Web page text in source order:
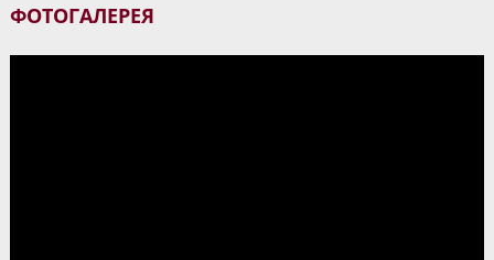
ФОТОГАЛЕРЕЯ